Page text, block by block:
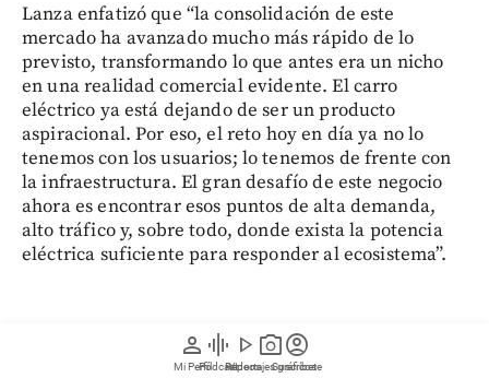
person
Mi Perfil
graphic_eq
Pódcast
play_arrow
Videos
photo_camera
Reportajes gráficos
account_circle
Suscríbete
Lanza enfatizó que “la consolidación de este
mercado ha avanzado mucho más rápido de lo
previsto, transformando lo que antes era un nicho
en una realidad comercial evidente. El carro
eléctrico ya está dejando de ser un producto
aspiracional. Por eso, el reto hoy en día ya no lo
tenemos con los usuarios; lo tenemos de frente con
la infraestructura. El gran desafío de este negocio
ahora es encontrar esos puntos de alta demanda,
alto tráfico y, sobre todo, donde exista la potencia
eléctrica suficiente para responder al ecosistema”.
¿Ve mucho Tesla en la calle? El Model Y es
el más vendido en lo que va del 2026